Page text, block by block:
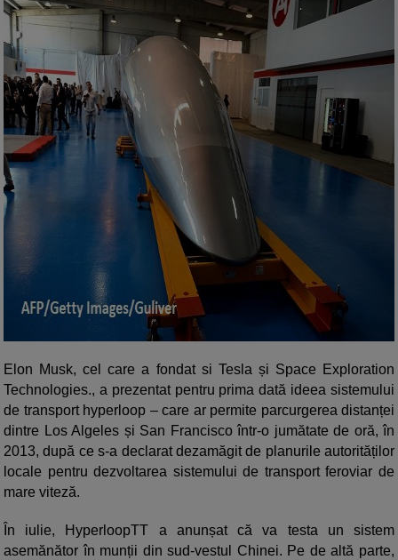
Elon Musk, cel care a fondat si Tesla și Space Exploration
Technologies., a prezentat pentru prima dată ideea sistemului
de transport hyperloop – care ar permite parcurgerea distanței
dintre Los Algeles și San Francisco într-o jumătate de oră, în
2013, după ce s-a declarat dezamăgit de planurile autorităților
locale pentru dezvoltarea sistemului de transport feroviar de
mare viteză.
În iulie, HyperloopTT a anunșat că va testa un sistem
asemănător în munții din sud-vestul Chinei. Pe de altă parte,